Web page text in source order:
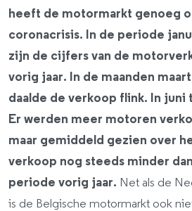
heeft de motormarkt genoeg
coronacrisis. In de periode
zijn de cijfers van de
vorig jaar. In de maanden
daalde de verkoop flink. In
Er werden meer motoren
maar gemiddeld gezien over
verkoop nog steeds minder
periode vorig jaar. Net als de
is de Belgische motormarkt ook